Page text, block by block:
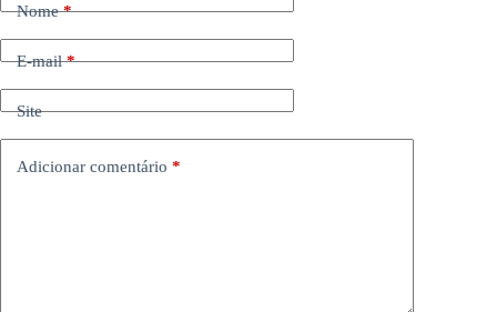
Nome*
E-mail*
Site
Adicionar comentário *